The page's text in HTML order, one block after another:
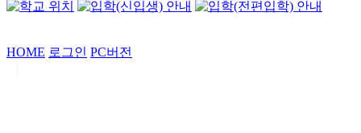
HOME 로그인 PC버전